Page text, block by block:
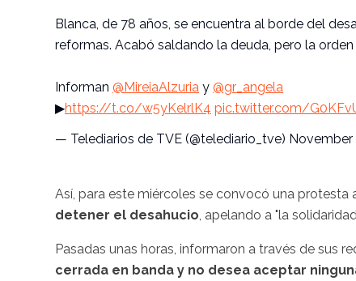
Blanca, de 78 años, se encuentra al borde del
reformas. Acabó saldando la deuda, pero la
Informan @MireiaAlzuria y @gr_angela
▶https://t.co/w5yKelrlK4 pic.twitter.com/
— Telediarios de TVE (@telediario_tve) November
Así, para este miércoles se convocó una protesta
detener el desahucio , apelando a "la
Pasadas unas horas, informaron a través de sus
cerrada en banda y no desea aceptar